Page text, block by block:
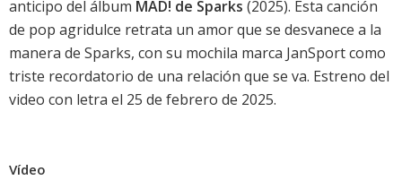
anticipo del álbum MAD! de Sparks (2025). Esta canción
de pop agridulce retrata un amor que se desvanece a la
manera de Sparks, con su mochila marca JanSport como
triste recordatorio de una relación que se va. Estreno del
video con letra el 25 de febrero de 2025.
Vídeo